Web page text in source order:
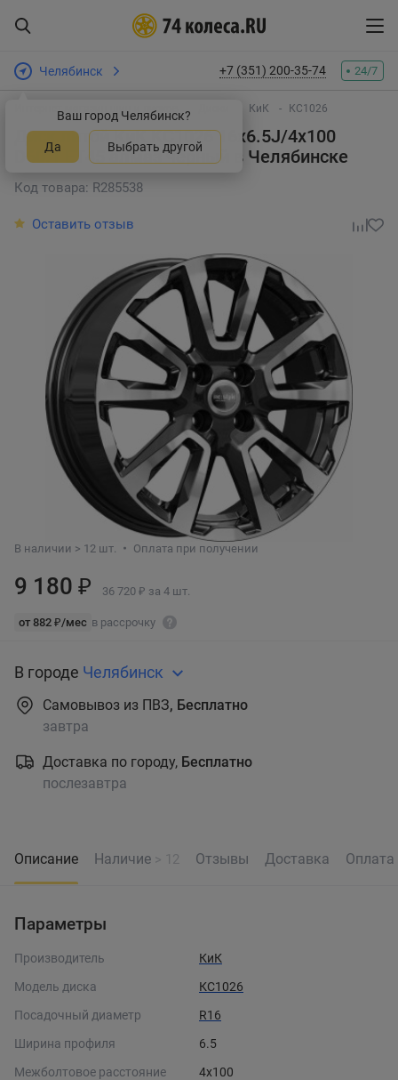
Челябинск
Ваш город Челябинск?
Да Выбрать другой
+7 (351) 200-35-74 24/7
Интернет-магазин шин и дисков КиК КС1026
Диск литой КиК KC1026 16x6.5J/4x100
D60.1 ET45 алмаз черный
в Челябинске
Код товара: R285538
Оставить отзыв
В наличии > 12 шт. Оплата при получении
9 180 ₽ 36 720 ₽ за 4 шт.
от 882 ₽/мес в рассрочку
В городе Челябинск
Самовывоз из ПВЗ, Бесплатно
завтра
Доставка по городу, Бесплатно
послезавтра
Описание Наличие > 12 Отзывы Доставка Оплата
Параметры
Производитель
КиК
Модель диска
КС1026
Посадочный диаметр
R16
Ширина профиля
6.5
Межболтовое расстояние
4x100